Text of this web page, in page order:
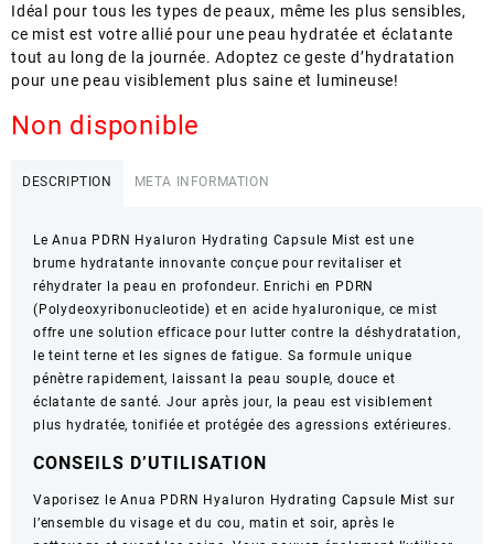
Idéal pour tous les types de peaux, même les plus sensibles,
ce mist est votre allié pour une peau hydratée et éclatante
tout au long de la journée. Adoptez ce geste d’hydratation
pour une peau visiblement plus saine et lumineuse!
Non disponible
DESCRIPTION META INFORMATION
Le Anua PDRN Hyaluron Hydrating Capsule Mist est une
brume hydratante innovante conçue pour revitaliser et
réhydrater la peau en profondeur. Enrichi en PDRN
(Polydeoxyribonucleotide) et en acide hyaluronique, ce mist
offre une solution efficace pour lutter contre la déshydratation,
le teint terne et les signes de fatigue. Sa formule unique
pénètre rapidement, laissant la peau souple, douce et
éclatante de santé. Jour après jour, la peau est visiblement
plus hydratée, tonifiée et protégée des agressions extérieures.
CONSEILS D’UTILISATION
Vaporisez le Anua PDRN Hyaluron Hydrating Capsule Mist sur
l’ensemble du visage et du cou, matin et soir, après le